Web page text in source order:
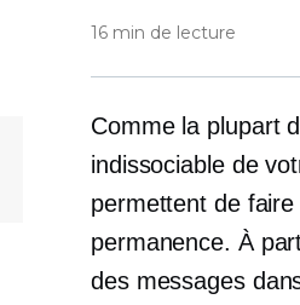
16 min de lecture
Comme la plupart
indissociable de
permettent de
permanence. À
des messages